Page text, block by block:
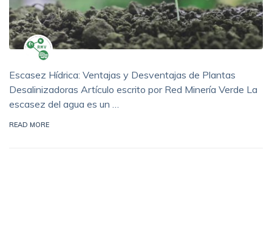
Escasez Hídrica: Ventajas y Desventajas de Plantas
Desalinizadoras Artículo escrito por Red Minería Verde La
escasez del agua es un …
READ MORE